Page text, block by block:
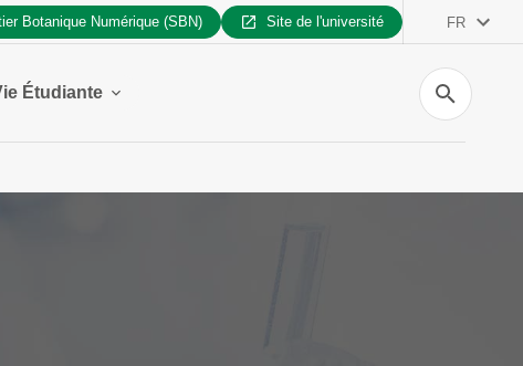
Botanique Numérique (SBN) Site de l'université FR
Étudiante
Recherche